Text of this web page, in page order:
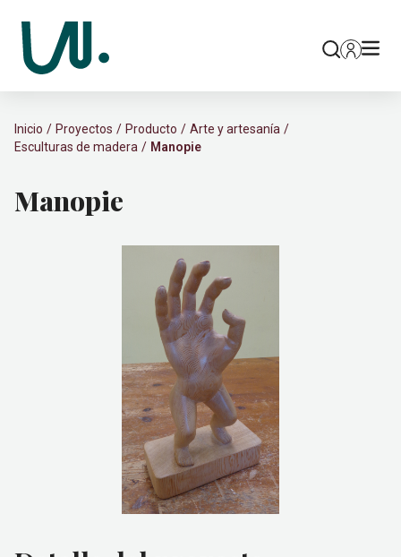
Inicio Proyectos Producto
Arte y artesanía
Esculturas de madera
Manopie
Manopie